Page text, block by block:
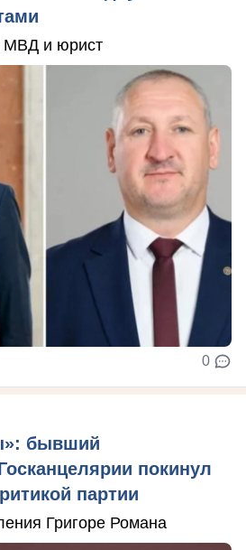
МВД и юрист
0
бывший
покинул
партии
Григоре Романа